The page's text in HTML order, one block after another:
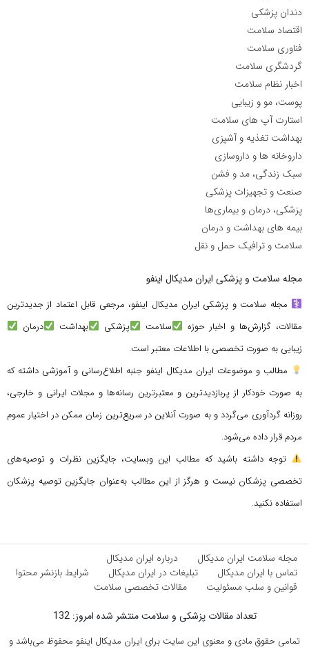
دندان پزشکی
اقتصاد سلامت
فناوری سلامت
گردشگری سلامت
اخبار نظام سلامت
پوست، مو و زیبایی
استارت آپ های سلامت
بهداشت تغذیه و آشپزی
داروخانه ها و داروسازی
سبک زندگی، مد و فشن
صنعت و تجهیزات پزشکی
پزشکی، درمان و بیماری‌ها
بیمه های بهداشت و درمان
سلامت و ترافیک حمل و نقل
مجله سلامت و پزشکی ایران مدیکال اینفو
مجله سلامت و پزشکی ایران مدیکال اینفو، مرجعی قابل اعتماد از جدیدترین
مقالات، گزارش‌ها و اخبار حوزه
سلامت پزشکی بهداشت
درمان
زیبایی به صورت تخصصی با اطلاعات معتبر است.
مطالب و موضوعات ایران مدیکال اینفو جنبه اطلاع‌رسانی و آموزشی داشته که
به صورت خودکار از پربازدیدترین و معتبرترین رسانه‌ها و مجلات ایرانی و خارجی،
روزانه گردآوری می‌گردد و به صورت آنلاین در سریع‌ترین زمان ممکن در اختیار عموم
مردم قرار داده می‌شود.
توجه داشته باشید که مطالب این وبسایت، جایگزین نظرات و توصیه‌های
تخصصی پزشکان نیست و هرگز از این مطالب به‌عنوان جایگزین توصیه پزشکان
استفاده نکنید.
مجله سلامت ایران مدیکال
درباره ایران مدیکال
تماس با ایران مدیکال
تبلیغات در ایران مدیکال
شرایط بازنشر محتوا
قوانین و سلب مسئولیت
مقالات تخصصی سلامت
تعداد مقالات پزشکی و سلامت منتشر شده امروز: 132
تمامی حقوق مادی و معنوی این سایت برای ایران مدیکال اینفو محفوظ می‌باشد و